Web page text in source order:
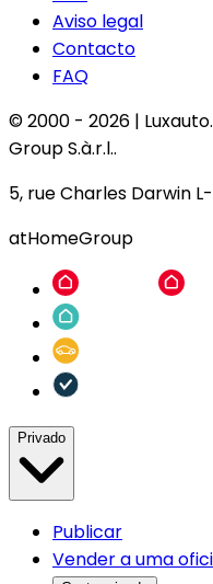
Aviso legal
Contacto
FAQ
© 2000 - 2026 |
Group S.à.r.l..
5, rue Charles Darwin
atHomeGroup
Privado
Publicar
Vender a uma